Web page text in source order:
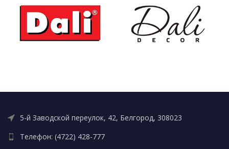
5-й Заводской переулок, 42, Белгород, 308023
Телефон: (4722) 428-777